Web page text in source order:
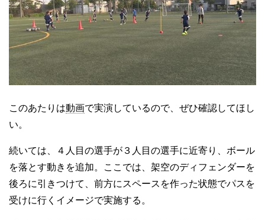
このあたりは動画で実演しているので、ぜひ確認してほし
い。
続いては、４人目の選手が３人目の選手に近寄り、ボール
を落とす動きを追加。ここでは、架空のディフェンダーを
後ろに引きつけて、前方にスペースを作った状態でパスを
受けに行くイメージで実施する。